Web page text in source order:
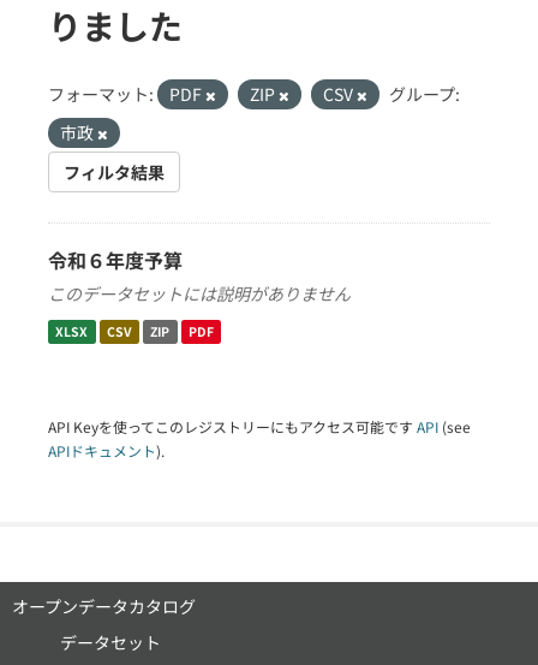
りました
フォーマット: PDF ZIP CSV
グループ:
市政
フィルタ結果
令和６年度予算
このデータセットには説明がありません
XLSX CSV ZIP PDF
API Keyを使ってこのレジストリーにもアクセス可能です API (see
APIドキュメント).
オープンデータカタログ
データセット